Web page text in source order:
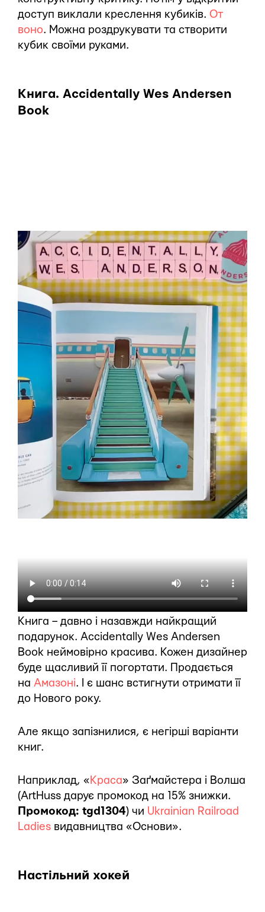
доступ виклали креслення кубиків. От
воно. Можна роздрукувати та створити
кубик своїми руками.
Книга. Accidentally Wes Andersen
Book
Книга – давно і назавжди найкращий
подарунок. Accidentally Wes Andersen
Book неймовірно красива. Кожен дизайнер
буде щасливий її погортати. Продається
на Амазоні. І є шанс встигнути отримати її
до Нового року.
Але якщо запізнилися, є негірші варіанти
книг.
Наприклад, « Краса» Заґмайстера і Волша
(ArtHuss дарує промокод на 15% знижки.
Промокод: tgd1304) чи Ukrainian Railroad
Ladies видавництва «Основи».
Настільний хокей